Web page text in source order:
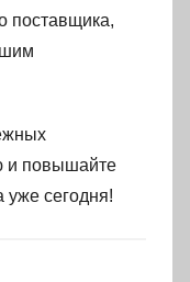
поставщика,
и повышайте
уже сегодня!